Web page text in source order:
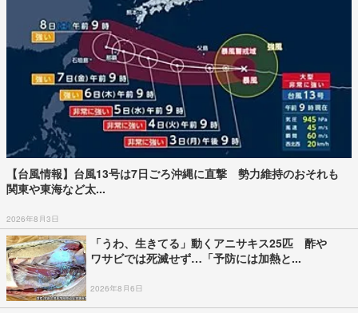
【台風情報】台風13号は7日ごろ沖縄に直撃 勢力維持のおそれも
関東や東海など太...
2026年8月3日
「うわ、生きてる」動くアニサキス25匹 酢や
ワサビでは死滅せず…「予防には加熱と...
2026年8月6日